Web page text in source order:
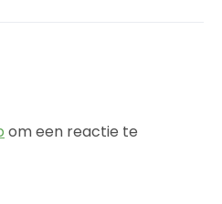
om een reactie te